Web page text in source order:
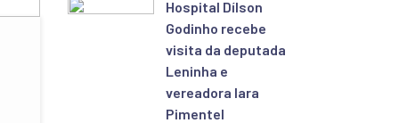
Hospital Dílson
Godinho recebe
visita da deputada
Leninha e
vereadora Iara
Pimentel